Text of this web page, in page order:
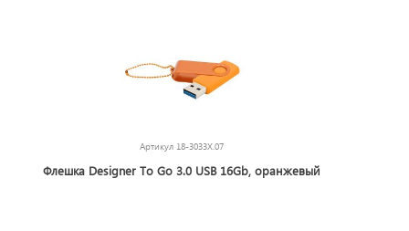
Артикул 18-3033X.07
Флешка Designer To Go 3.0 USB 16Gb, оранжевый